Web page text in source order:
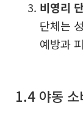
비영리
단체는
예방과
1.4 야동 소